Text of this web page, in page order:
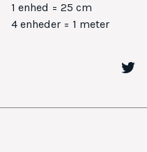
1 enhed = 25 cm
4 enheder = 1 meter